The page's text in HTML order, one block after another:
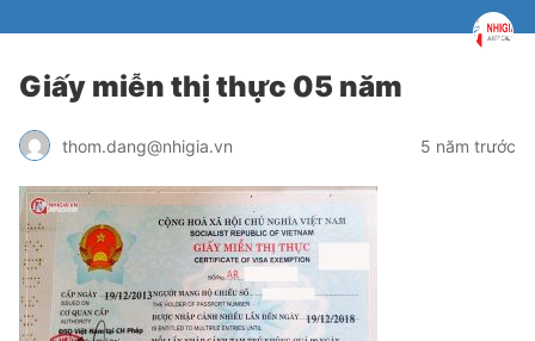
Giấy miễn thị thực 05 năm
thom.dang@nhigia.vn 5 năm trước